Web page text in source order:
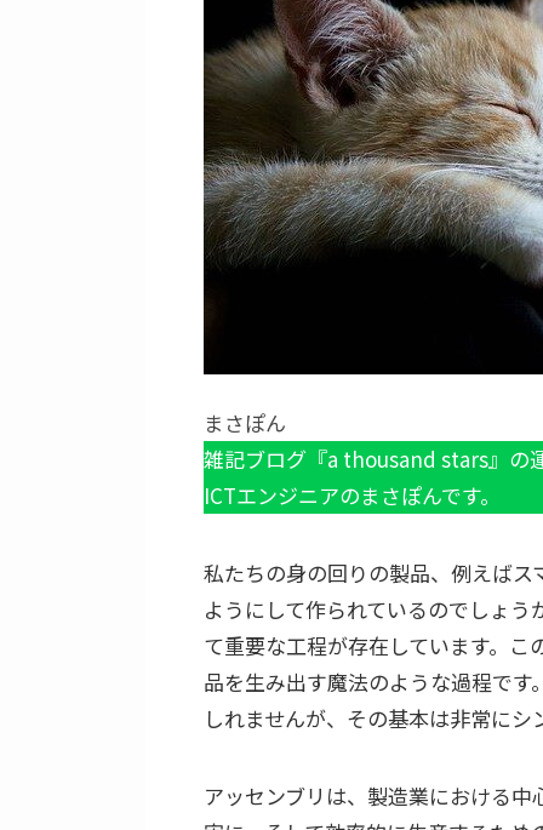
まさぽん
雑記ブログ『a thousand stars』の
ICTエンジニアのまさぽんです。
私たちの身の回りの製品、例えば
ようにして作られているのでしょ
て重要な工程が存在しています。
品を生み出す魔法のような過程で
しれませんが、その基本は非常に
アッセンブリは、製造業における